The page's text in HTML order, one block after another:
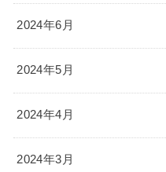
2024年6月
2024年5月
2024年4月
2024年3月